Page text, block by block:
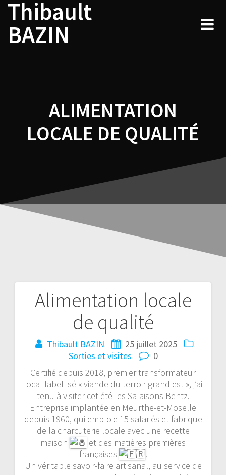
Skip
content
Thibault
BAZIN
ALIMENTATION
LOCALE DE QUALITÉ
Alimentation locale
de qualité
Thibault BAZIN
25 juillet 2025
Sorties et visites
0
Certifié depuis 2018, premier transformateur
local labellisé « viande du terroir grand est », j’ai
tenu à visiter cet été les Salaisons Bentz.
Entreprise implantée en Meurthe-et-Moselle
depuis 1960, qui emploie 15 salariés et fabrique
de la charcuterie locale avec une recette
maison
et des matières premières
françaises
.
Un véritable savoir-faire artisanal, au service de
Navigation
de